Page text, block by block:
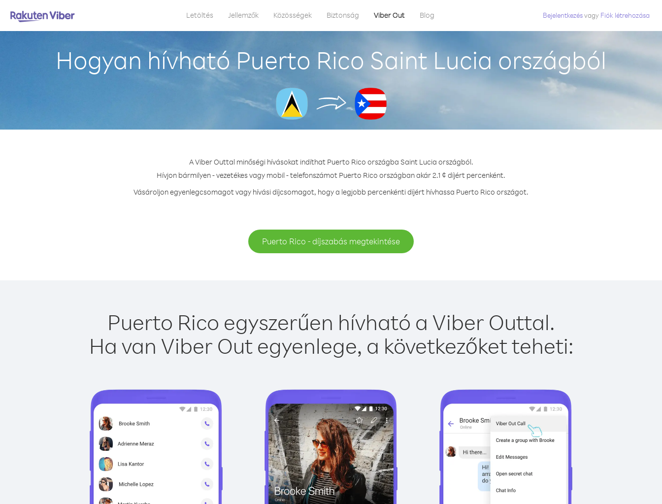
Letöltés Jellemzők Közösségek Biztonság Viber Out Blog Bejelentkezésvagy Fiók létrehozása
Hogyan hívható Puerto Rico Saint Lucia országból
A Viber Outtal minőségi hívásokat indíthat Puerto Rico országba Saint Lucia országból.
Hívjon bármilyen - vezetékes vagy mobil - telefonszámot Puerto Rico országban akár 2.1 ¢ díjért percenként.
Vásároljon egyenlegcsomagot vagy hívási díjcsomagot, hogy a legjobb percenkénti díjért hívhassa Puerto Rico országot.
Puerto Rico - díjszabás megtekintése
Puerto Rico egyszerűen hívható a Viber Outtal.
Ha van Viber Out egyenlege, a következőket teheti: